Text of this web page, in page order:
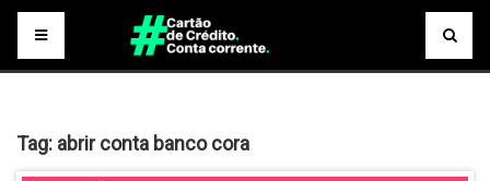
Tag: abrir conta banco cora